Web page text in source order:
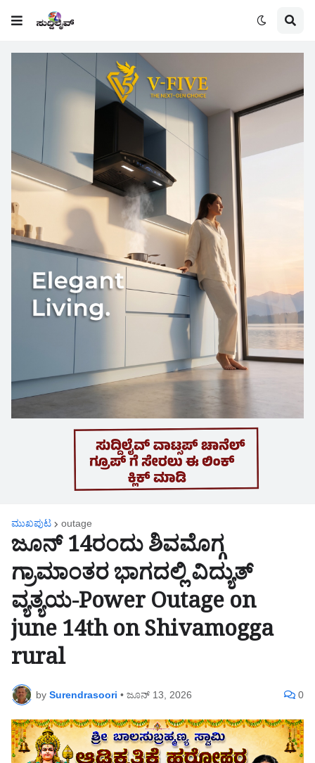
ಮುಖಪುಟ outage
ಜೂನ್ 14ರಂದು ಶಿವಮೊಗ್ಗ
ಗ್ರಾಮಾಂತರ ಭಾಗದಲ್ಲಿ ವಿದ್ಯುತ್
ವ್ಯತ್ಯಯ-Power Outage on
june 14th on Shivamogga
rural
by Surendrasoori • ಜೂನ್ 13, 2026 0